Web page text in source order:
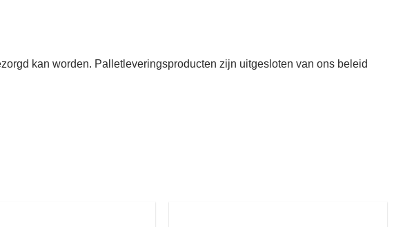
kan worden. Palletleveringsproducten zijn uitgesloten van ons beleid